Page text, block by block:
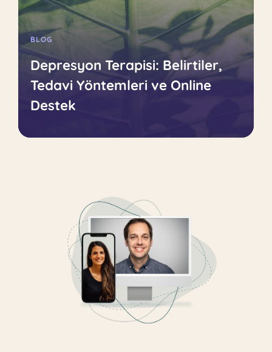
BLOG
Depresyon Terapisi: Belirtiler,
Tedavi Yöntemleri ve Online
Destek